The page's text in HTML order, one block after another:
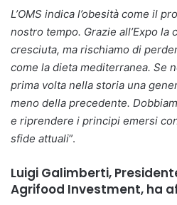
L’OMS indica l’obesità come il
nostro tempo. Grazie all’Expo la
cresciuta, ma rischiamo di
come la dieta mediterranea. Se
prima volta nella storia una
meno della precedente.
e riprendere i principi emersi
sfide attuali”.
Luigi Galimberti,
Agrifood Investment, ha